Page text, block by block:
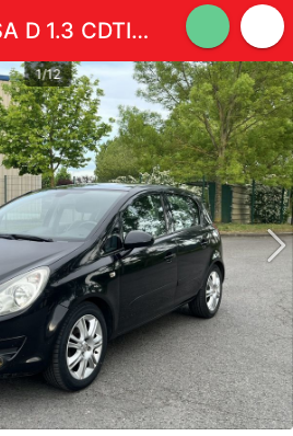
OPEL CORSA D 1.3 CDTI 90 CH
1/12